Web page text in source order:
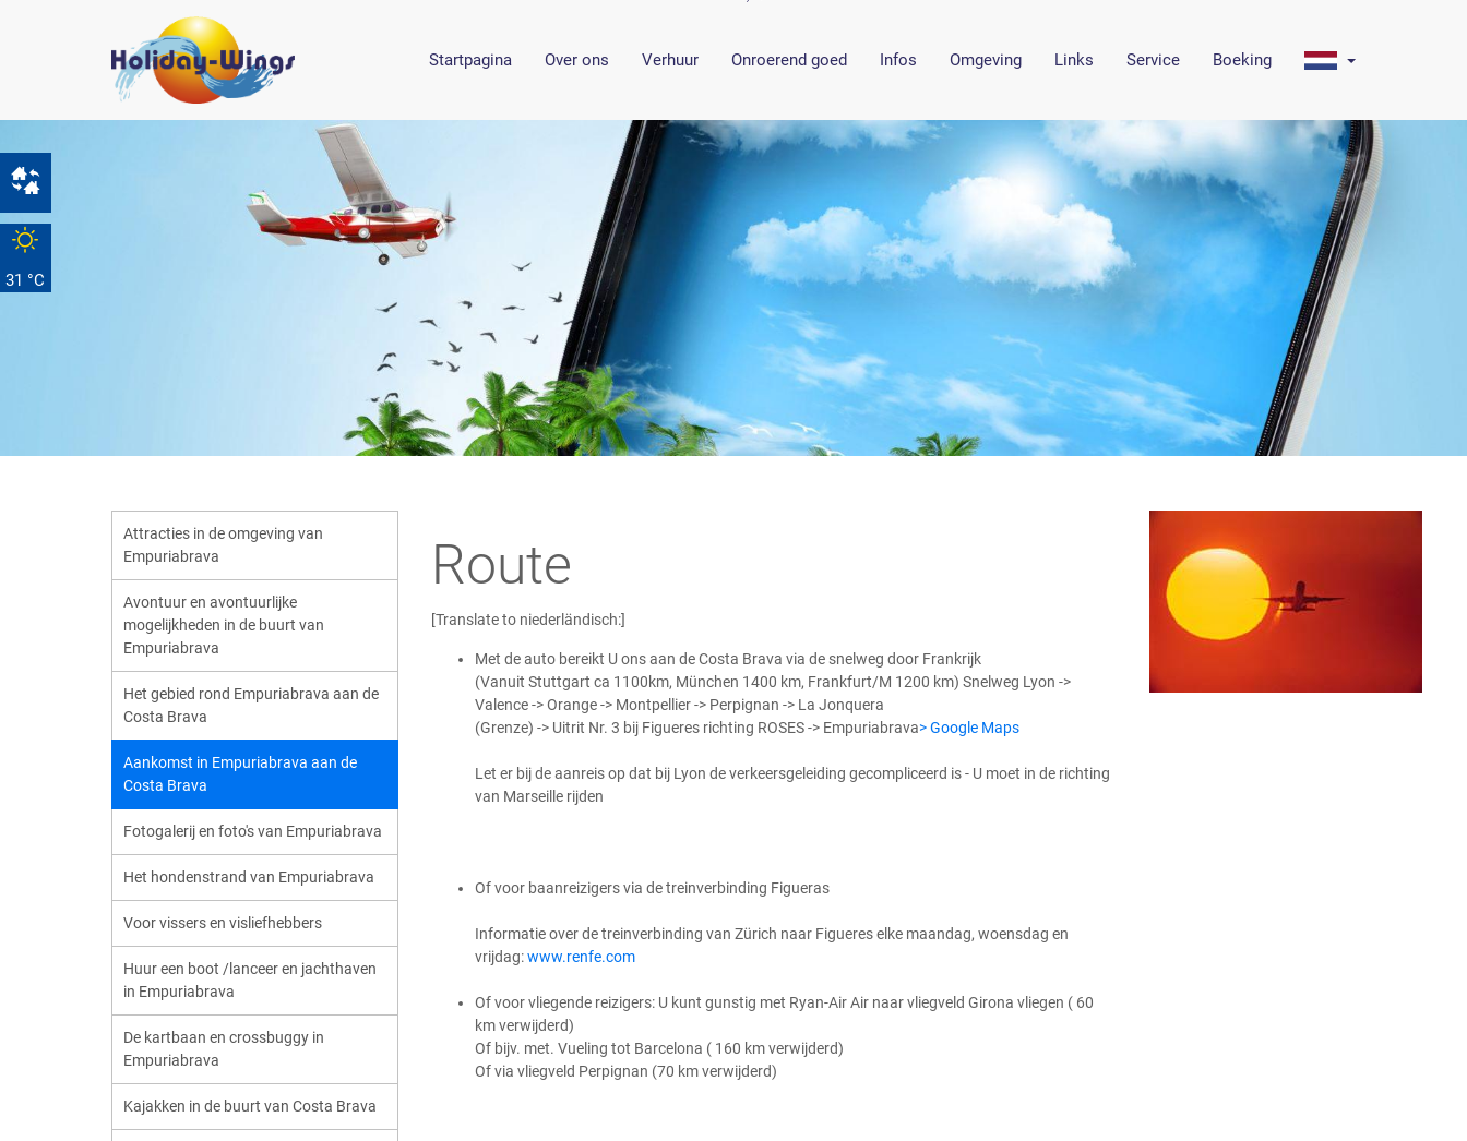
31 °C
Startpagina Over ons Verhuur Onroerend goed Infos Omgeving Links Service Boeking
Attracties in de omgeving van
Empuriabrava
Avontuur en avontuurlijke
mogelijkheden in de buurt van
Empuriabrava
Het gebied rond Empuriabrava aan de
Costa Brava
Aankomst in Empuriabrava aan de
Costa Brava
Fotogalerij en foto's van Empuriabrava
Het hondenstrand van Empuriabrava
Voor vissers en visliefhebbers
Huur een boot /lanceer en jachthaven
in Empuriabrava
De kartbaan en crossbuggy in
Empuriabrava
Kajakken in de buurt van Costa Brava
Route
[Translate to niederländisch:]
Met de auto bereikt U ons aan de Costa Brava via de snelweg door Frankrijk
(Vanuit Stuttgart ca 1100km, München 1400 km, Frankfurt/M 1200 km) Snelweg Lyon ->
Valence -> Orange -> Montpellier -> Perpignan -> La Jonquera
(Grenze) -> Uitrit Nr. 3 bij Figueres richting ROSES -> Empuriabrava> Google Maps
Let er bij de aanreis op dat bij Lyon de verkeersgeleiding gecompliceerd is - U moet in de richting
van Marseille rijden
Of voor baanreizigers via de treinverbinding Figueras
Informatie over de treinverbinding van Zürich naar Figueres elke maandag, woensdag en
vrijdag:www.renfe.com
Of voor vliegende reizigers: U kunt gunstig met Ryan-Air Air naar vliegveld Girona vliegen ( 60
km verwijderd)
Of bijv. met. Vueling tot Barcelona ( 160 km verwijderd)
Of via vliegveld Perpignan (70 km verwijderd)